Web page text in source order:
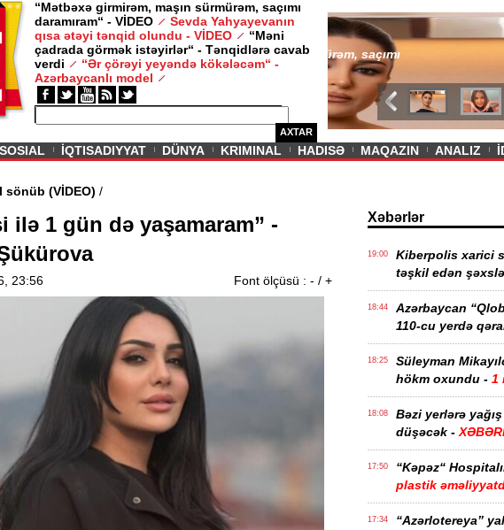
“Mətbəxə girmirəm, maşın sürmürəm, saçımı
daramıram“ - VİDEO
Sevda Yahyayevanın
qısa ətəyi tənqid olundu - VİDEO
“Məni
çadrada görmək istəyirlər“ - Tənqidlərə cavab
verdi
“Ər çörəyi yeyəndə kökələcəm“ -
Azərbaycanlı model
AXTAR
/ MAQAZIN /
Sevda Yahyayevanın qısa
VİDEO
SOSIAL İQTISADIYYAT DÜNYA KRIMINAL HADISƏ MAQAZIN ANALIZ
məşəl sönüb (VİDEO)
ilə 1 gün də yaşamaram” -
23:56 Font ölçüsü : - / +
Xəbərlər
19:00
Kiberpolis xarici
təşkil edən
18:44
Azərbaycan
110-cu yerdə
18:25
Süleyman
hökm oxundu - 1
18:08
Bəzi yerlərə
düşəcək -
17:50 “Kəpəz“
plastik
17:34
“Azərlotereya”